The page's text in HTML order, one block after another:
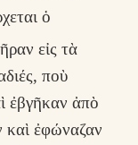
ὁ
εἰς τὰ
ποὺ
ἐβγῆκαν ἀπὸ
καὶ ἐφώναζαν